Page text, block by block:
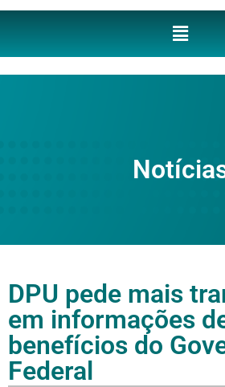
DPU pede mais
em informações
benefícios do
Federal